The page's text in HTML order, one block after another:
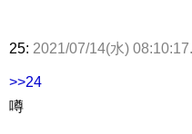
25: 2021/07/14(水)
>>24
噂